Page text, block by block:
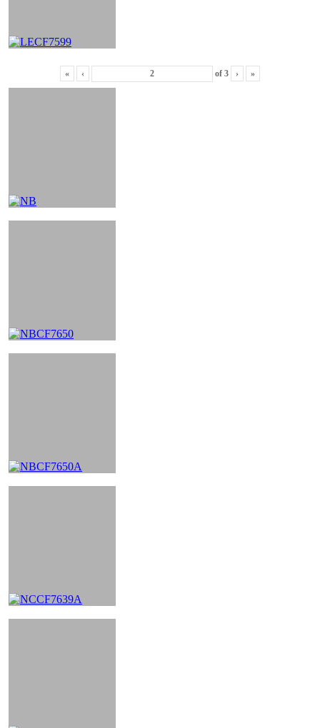
« ‹ of 3 › »